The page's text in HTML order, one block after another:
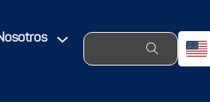
Search ...